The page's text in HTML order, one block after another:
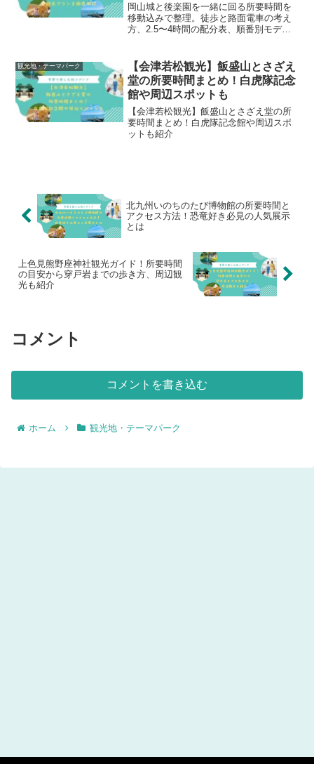
岡山城と後楽園を一緒に回る所要時間を
移動込みで整理。徒歩と路面電車の考え
方、2.5〜4時間の配分表、順番別モデル
観光地・テーマパーク
【会津若松観光】飯盛山とさざえ
堂の所要時間まとめ！白虎隊記念
館や周辺スポットも
【会津若松観光】飯盛山とさざえ堂の所
要時間まとめ！白虎隊記念館や周辺スポ
ットも紹介
北九州いのちのたび博物館の所要時間と
アクセス方法！恐竜好き必見の人気展示
とは
上色見熊野座神社観光ガイド！所要時間
の目安から穿戸岩までの歩き方、周辺観
光も紹介
コメント
コメントを書き込む
ホーム 観光地・テーマパーク